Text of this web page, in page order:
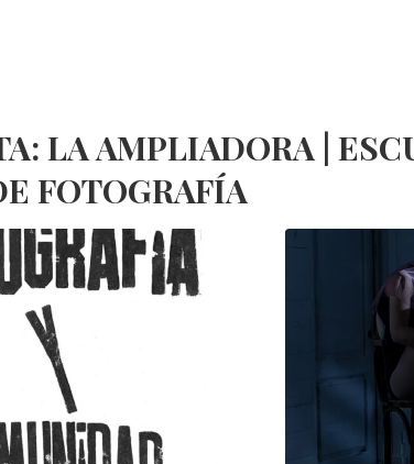
LA AMPLIADORA |
FOTOGRAFÍA